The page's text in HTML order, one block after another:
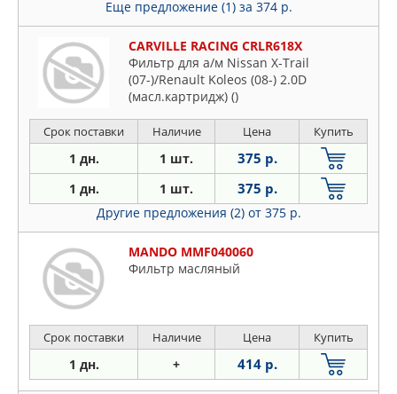
Еще предложение (1) за 374 р.
CARVILLE RACING CRLR618X
Фильтр для а/м Nissan X-Trail
(07-)/Renault Koleos (08-) 2.0D
(масл.картридж) ()
Срок поставки Наличие Цена Купить
1 дн. 1 шт. 375 р.
1 дн. 1 шт. 375 р.
Другие предложения (2) от 375 р.
MANDO MMF040060
Фильтр масляный
Срок поставки Наличие Цена Купить
1 дн. + 414 р.